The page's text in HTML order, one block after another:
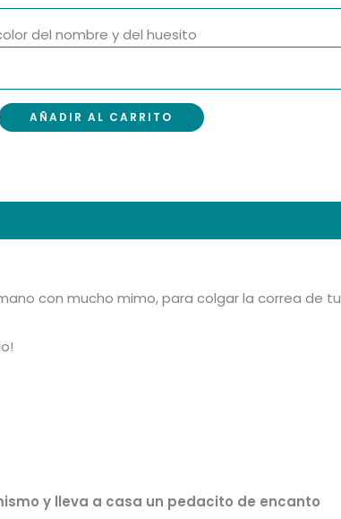
del nombre y del huesito
AÑADIR AL CARRITO
con mucho mimo, para colgar la correa de tu
y lleva a casa un pedacito de encanto